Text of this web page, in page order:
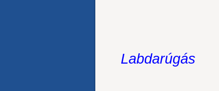
Labdarúgás